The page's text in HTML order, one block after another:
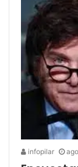
infopilar